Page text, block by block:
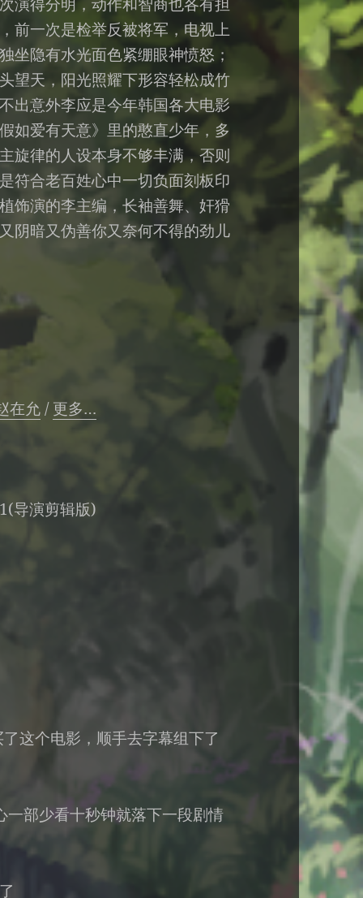
前一次是检举反被将军，电视上
坐隐有水光面色紧绷眼神愤怒；
望天，阳光照耀下形容轻松成竹
出意外李应是今年韩国各大电影
如爱有天意》里的憨直少年，多
旋律的人设本身不够丰满，否则
符合老百姓心中一切负面刻板印
饰演的李主编，长袖善舞、奸猾
阴暗又伪善你又奈何不得的劲儿
在允/更多…
导演剪辑版)
这个电影，顺手去字幕组下了
部少看十秒钟就落下一段剧情